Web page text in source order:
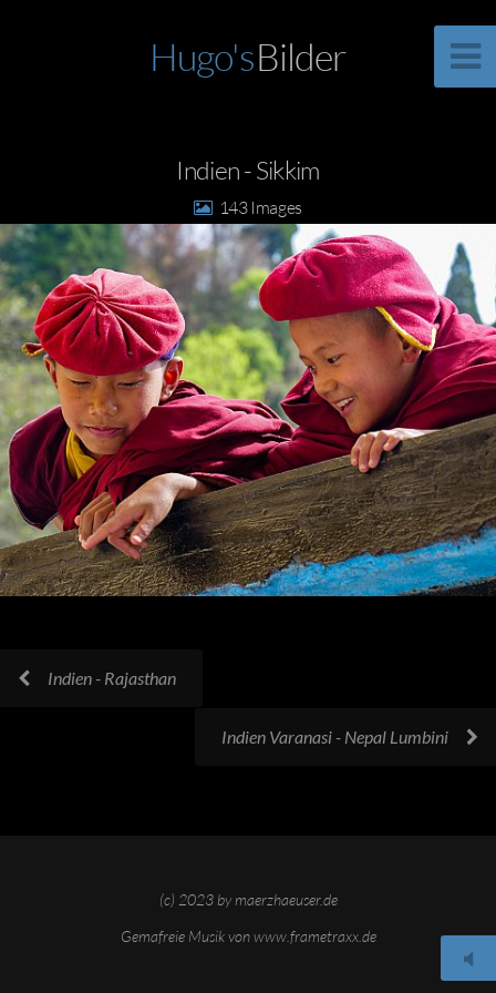
Hugo'sBilder
Indien - Sikkim
143
Indien - Rajasthan
Indien Varanasi - Nepal Lumbini
(c) 2023 by maerzhaeuser.de
Gemafreie Musik von www.frametraxx.de